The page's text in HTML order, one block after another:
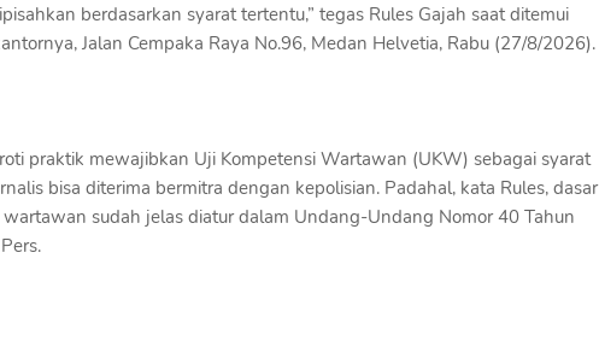
berdasarkan syarat tertentu,” tegas Rules Gajah saat ditemui
Jalan Cempaka Raya No.96, Medan Helvetia, Rabu (27/8/2026).
praktik mewajibkan Uji Kompetensi Wartawan (UKW) sebagai syarat
bisa diterima bermitra dengan kepolisian. Padahal, kata Rules, dasar
sudah jelas diatur dalam Undang-Undang Nomor 40 Tahun